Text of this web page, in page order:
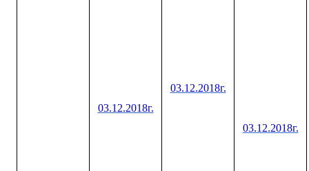
03.12.2018г.
03.12.2018г.
03.12.2018г.